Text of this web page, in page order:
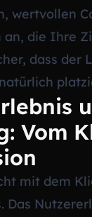
wertvollen
an, die Ihre
dass der
Vom
mit dem
Das